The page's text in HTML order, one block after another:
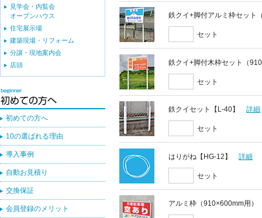
鉄クイ+脚付アルミ枠セット
セット
鉄クイ+脚付木枠セット（
セット
鉄クイセット【L-40】 詳細
セット
はりがね【HG-12】 詳細
セット
アルミ枠（910×600mm用）
見学会・内覧会
オープンハウス
住宅展示場
建築現場・リフォーム
分譲・現地案内会
店頭
初めての方へ
10の選ばれる理由
導入事例
自動お見積り
交換保証
会員登録のメリット